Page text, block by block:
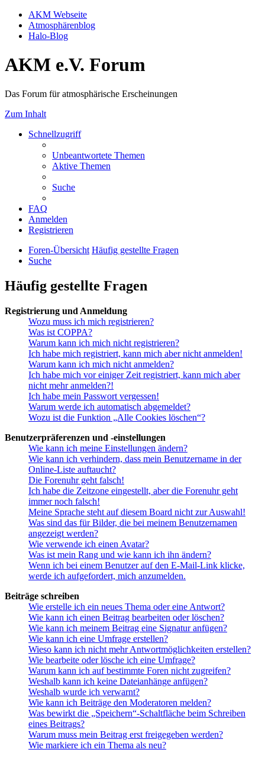
AKM Webseite
Atmosphärenblog
Halo-Blog
AKM e.V. Forum
Das Forum für atmosphärische Erscheinungen
Zum Inhalt
Schnellzugriff
Unbeantwortete Themen
Aktive Themen
Suche
FAQ
Anmelden
Registrieren
Foren-Übersicht Häufig gestellte Fragen
Suche
Häufig gestellte Fragen
Registrierung und Anmeldung
Wozu muss ich mich registrieren?
Was ist COPPA?
Warum kann ich mich nicht registrieren?
Ich habe mich registriert, kann mich aber nicht anmelden!
Warum kann ich mich nicht anmelden?
Ich habe mich vor einiger Zeit registriert, kann mich aber
nicht mehr anmelden?!
Ich habe mein Passwort vergessen!
Warum werde ich automatisch abgemeldet?
Wozu ist die Funktion „Alle Cookies löschen“?
Benutzerpräferenzen und -einstellungen
Wie kann ich meine Einstellungen ändern?
Wie kann ich verhindern, dass mein Benutzername in der
Online-Liste auftaucht?
Die Forenuhr geht falsch!
Ich habe die Zeitzone eingestellt, aber die Forenuhr geht
immer noch falsch!
Meine Sprache steht auf diesem Board nicht zur Auswahl!
Was sind das für Bilder, die bei meinem Benutzernamen
angezeigt werden?
Wie verwende ich einen Avatar?
Was ist mein Rang und wie kann ich ihn ändern?
Wenn ich bei einem Benutzer auf den E-Mail-Link klicke,
werde ich aufgefordert, mich anzumelden.
Beiträge schreiben
Wie erstelle ich ein neues Thema oder eine Antwort?
Wie kann ich einen Beitrag bearbeiten oder löschen?
Wie kann ich meinem Beitrag eine Signatur anfügen?
Wie kann ich eine Umfrage erstellen?
Wieso kann ich nicht mehr Antwortmöglichkeiten erstellen?
Wie bearbeite oder lösche ich eine Umfrage?
Warum kann ich auf bestimmte Foren nicht zugreifen?
Weshalb kann ich keine Dateianhänge anfügen?
Weshalb wurde ich verwarnt?
Wie kann ich Beiträge den Moderatoren melden?
Was bewirkt die „Speichern“-Schaltfläche beim Schreiben
eines Beitrags?
Warum muss mein Beitrag erst freigegeben werden?
Wie markiere ich ein Thema als neu?